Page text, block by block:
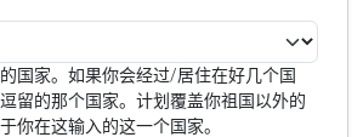
国家。如果你会经过/居住在好几个国
留的那个国家。计划覆盖你祖国以外的
你在这输入的这一个国家。